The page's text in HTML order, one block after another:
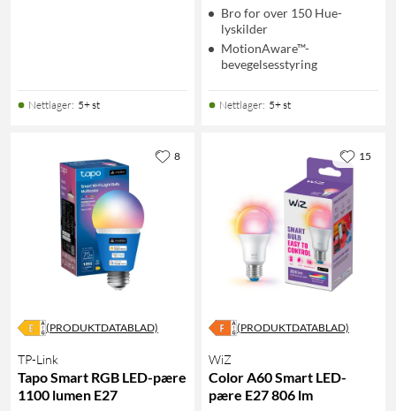
Nettlager: 5+ st
Bro for over 150 Hue-
lyskilder
MotionAware™-
bevegelsesstyring
Nettlager: 5+ st
(PRODUKTDATABLAD)
TP-Link
Tapo Smart RGB LED-pære
1100 lumen E27
8
(PRODUKTDATABLAD)
WiZ
Color A60 Smart LED-
pære E27 806 lm
15